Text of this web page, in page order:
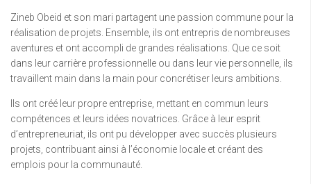
Zineb Obeid et son mari partagent une passion commune pour la
réalisation de projets. Ensemble, ils ont entrepris de nombreuses
aventures et ont accompli de grandes réalisations. Que ce soit
dans leur carrière professionnelle ou dans leur vie personnelle, ils
travaillent main dans la main pour concrétiser leurs ambitions.
Ils ont créé leur propre entreprise, mettant en commun leurs
compétences et leurs idées novatrices. Grâce à leur esprit
d’entrepreneuriat, ils ont pu développer avec succès plusieurs
projets, contribuant ainsi à l’économie locale et créant des
emplois pour la communauté.